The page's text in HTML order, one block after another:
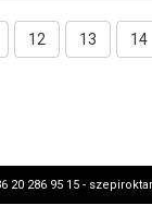
12 13 14
20 286 95 15 -